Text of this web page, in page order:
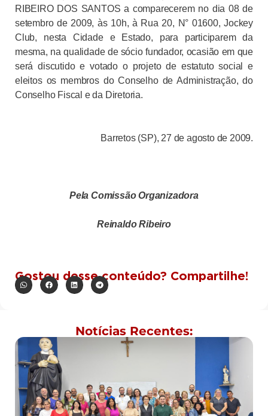
RIBEIRO DOS SANTOS a comparecerem no dia 08 de
setembro de 2009, às 10h, à Rua 20, N° 01600, Jockey
Club, nesta Cidade e Estado, para participarem da
mesma, na qualidade de sócio fundador, ocasião em que
será discutido e votado o projeto de estatuto social e
eleitos os membros do Conselho de Administração, do
Conselho Fiscal e da Diretoria.
Barretos (SP), 27 de agosto de 2009.
Pela Comissão Organizadora
Reinaldo Ribeiro
Gostou desse conteúdo? Compartilhe!
Notícias Recentes: